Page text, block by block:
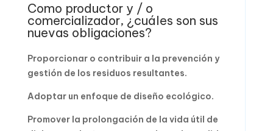
Como productor y / o
comercializador, ¿cuáles son sus
nuevas obligaciones?
Proporcionar o contribuir a la prevención y
gestión de los residuos resultantes.
Adoptar un enfoque de diseño ecológico.
Promover la prolongación de la vida útil de